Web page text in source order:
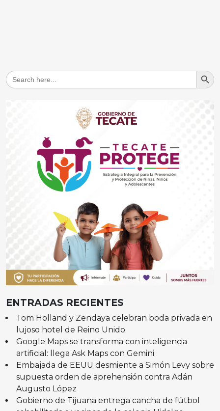
Search
for:
Search
ENTRADAS RECIENTES
Tom Holland y Zendaya celebran boda privada en
lujoso hotel de Reino Unido
Google Maps se transforma con inteligencia
artificial: llega Ask Maps con Gemini
Embajada de EEUU desmiente a Simón Levy sobre
supuesta orden de aprehensión contra Adán
Augusto López
Gobierno de Tijuana entrega cancha de fútbol